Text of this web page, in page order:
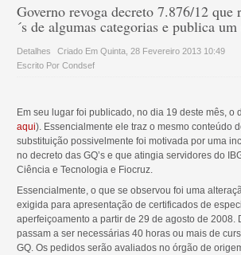
Governo revoga decreto 7.876/12 que
´s de algumas categorias e publica
Detalhes
Criado Em Quinta, 28 Fevereiro 2013 10:49
Escrito Por Condsef
Em seu lugar foi publicado, no dia 19 deste mês, o
aqui). Essencialmente ele traz o mesmo conteúdo
substituição possivelmente foi motivada por uma
no decreto das GQ’s e que atingia servidores do
Ciência e Tecnologia e Fiocruz.
Essencialmente, o que se observou foi uma
exigida para apresentação de certificados de
aperfeiçoamento a partir de 29 de agosto de 2008.
passam a ser necessárias 40 horas ou mais de
GQ. Os pedidos serão avaliados no órgão de